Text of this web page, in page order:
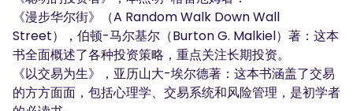
《漫步华尔街》（A Random Walk Down Wall
Street），伯顿-马尔基尔（Burton G. Malkiel）著：这本
书全面概述了各种投资策略，重点关注长期投资。
《以交易为生》，亚历山大-埃尔德著：这本书涵盖了交易
的方方面面，包括心理学、交易系统和风险管理，是初学者